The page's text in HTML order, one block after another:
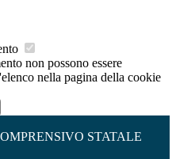
non possono essere
nella pagina della cookie
STATALE